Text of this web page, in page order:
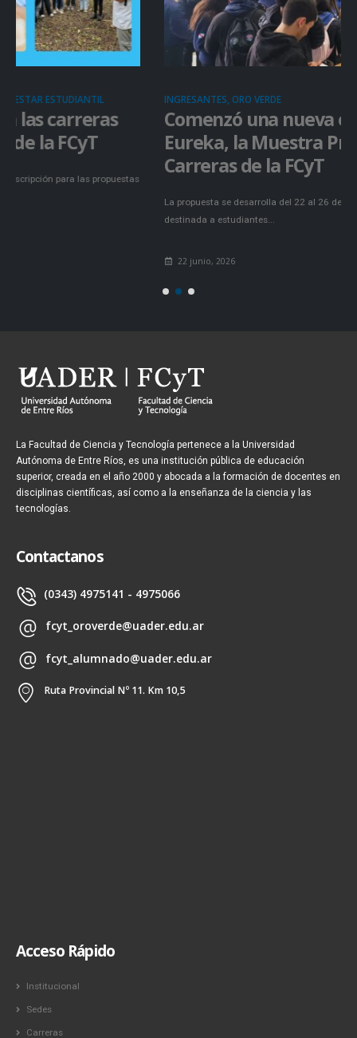
INGRESANTES, ORO VERDE
Comenzó una nueva edición de
Eureka, la Muestra Práctica de
Carreras de la FCyT
La propuesta se desarrolla del 22 al 26 de junio en la Sede Oro Verde y está
La Facultad de Ciencia y Tecnología pertenece a la Universidad
Autónoma de Entre Ríos, es una institución pública de educación
superior, creada en el año 2000 y abocada a la formación de docentes en
disciplinas científicas, así como a la enseñanza de la ciencia y las
tecnologías.
Contactanos
(0343) 4975141 - 4975066
fcyt_oroverde@uader.edu.ar
fcyt_alumnado@uader.edu.ar
Ruta Provincial Nº 11. Km 10,5
Acceso Rápido
Institucional
Sedes
Carreras